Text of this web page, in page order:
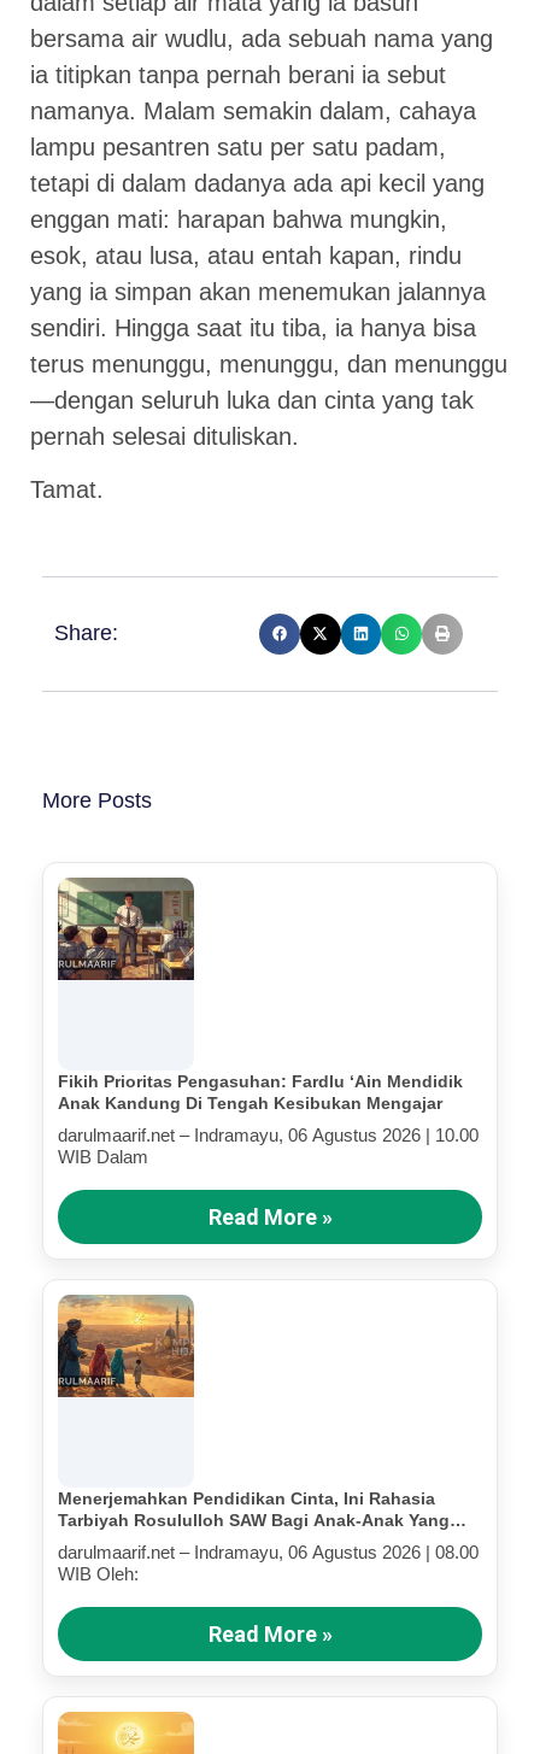
bersama air wudlu, ada sebuah nama yang
ia titipkan tanpa pernah berani ia sebut
namanya. Malam semakin dalam, cahaya
lampu pesantren satu per satu padam,
tetapi di dalam dadanya ada api kecil yang
enggan mati: harapan bahwa mungkin,
esok, atau lusa, atau entah kapan, rindu
yang ia simpan akan menemukan jalannya
sendiri. Hingga saat itu tiba, ia hanya bisa
terus menunggu, menunggu, dan menunggu
—dengan seluruh luka dan cinta yang tak
pernah selesai dituliskan.
Tamat.
Share:
More Posts
Fikih Prioritas Pengasuhan: Fardlu ‘Ain Mendidik
Anak Kandung Di Tengah Kesibukan Mengajar
darulmaarif.net – Indramayu, 06 Agustus 2026 | 10.00
WIB Dalam
Read More »
Menerjemahkan Pendidikan Cinta, Ini Rahasia
Tarbiyah Rosululloh SAW Bagi Anak-Anak Yang
Terluka (Bagian IV)
darulmaarif.net – Indramayu, 06 Agustus 2026 | 08.00
WIB Oleh:
Read More »